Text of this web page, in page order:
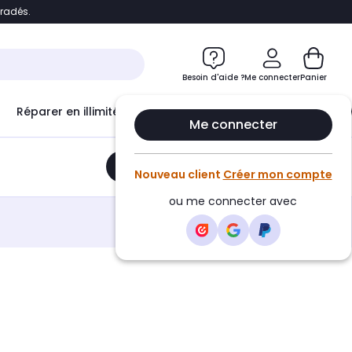
Accéder directement au chatbot
Besoin d'aide ?Me connecter
Me connecter
Nouveau client Créer mon compte
ou me connecter avec
Panier
Réparer en illimité avec Le Club Infinity
Ajouter au panier